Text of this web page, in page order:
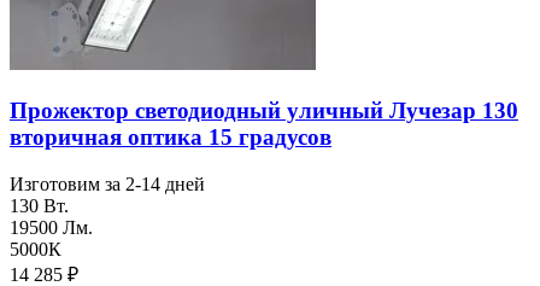
Прожектор светодиодный уличный Лучезар 130
вторичная оптика 15 градусов
Изготовим за 2-14 дней
130 Вт.
19500 Лм.
5000К
14 285 ₽